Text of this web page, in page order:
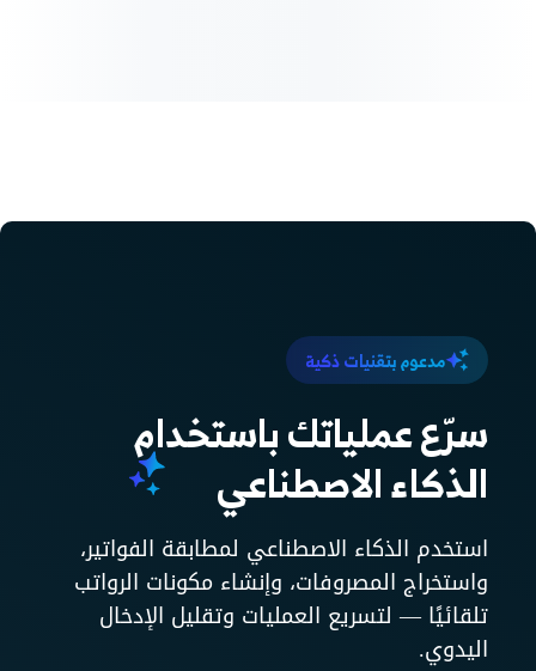
مدعوم بتقنيات ذكية
سرّع عملياتك باستخدام
الذكاء الاصطناعي
استخدم الذكاء الاصطناعي لمطابقة الفواتير،
واستخراج المصروفات، وإنشاء مكونات الرواتب
تلقائيًا — لتسريع العمليات وتقليل الإدخال
اليدوي.